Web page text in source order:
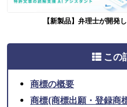
【新製品】弁理士が開発
この
商標の概要
商標(商標出願・登録商